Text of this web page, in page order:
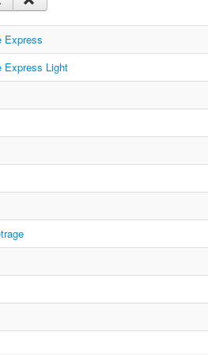
Express
Express Light